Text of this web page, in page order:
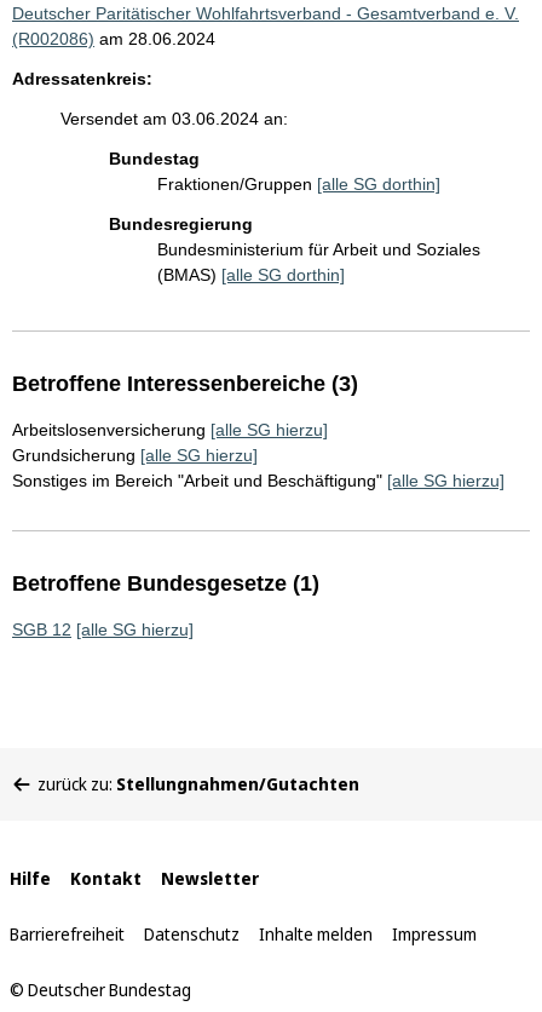
Deutscher Paritätischer Wohlfahrtsverband - Gesamtverband e. V.
(R002086) am 28.06.2024
Adressatenkreis:
Versendet am 03.06.2024 an:
Bundestag
Fraktionen/Gruppen [alle SG dorthin]
Bundesregierung
Bundesministerium für Arbeit und Soziales
(BMAS) [alle SG dorthin]
Betroffene Interessenbereiche (3)
Arbeitslosenversicherung [alle SG hierzu]
Grundsicherung [alle SG hierzu]
Sonstiges im Bereich "Arbeit und Beschäftigung" [alle SG hierzu]
Betroffene Bundesgesetze (1)
SGB 12 [alle SG hierzu]
befinden
zurück zu: Stellungnahmen/Gutachten
Interne
Links
Hilfe Kontakt Newsletter
Barrierefreiheit Datenschutz Inhalte melden Impressum
© Deutscher Bundestag